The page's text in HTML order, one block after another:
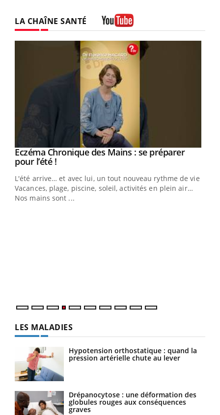
LA CHAÎNE SANTÉ
Youtube
Eczéma Chronique des Mains : se préparer
pour l’été !Youtube
L'été arrive… et avec lui, un tout nouveau rythme de vie !
Vacances, plage, piscine, soleil, activités en plein air…
Nos mains sont ...
LES MALADIES
Hypotension orthostatique : quand la
pression artérielle chute au lever
Drépanocytose : une déformation des
globules rouges aux conséquences
graves